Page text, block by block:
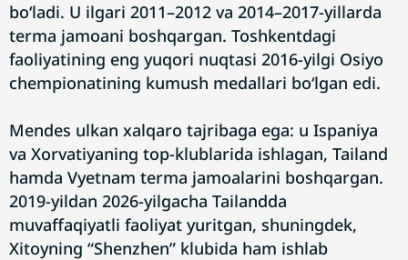
bo‘ladi. U ilgari 2011–2012 va 2014–2017-yillarda
terma jamoani boshqargan. Toshkentdagi
faoliyatining eng yuqori nuqtasi 2016-yilgi Osiyo
chempionatining kumush medallari bo‘lgan edi.
Mendes ulkan xalqaro tajribaga ega: u Ispaniya
va Xorvatiyaning top-klublarida ishlagan, Tailand
hamda Vyetnam terma jamoalarini boshqargan.
2019-yildan 2026-yilgacha Tailandda
muvaffaqiyatli faoliyat yuritgan, shuningdek,
Xitoyning “Shenzhen” klubida ham ishlab